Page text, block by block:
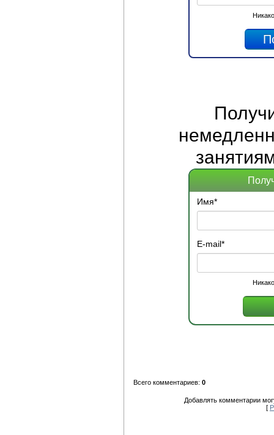
Имя*
E-mail*
Всего комментариев: 0
Добавлять комментарии
[